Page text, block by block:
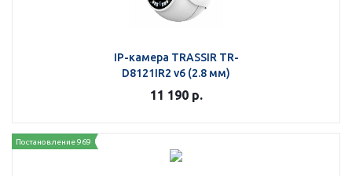
IP-камера TRASSIR TR-
D8121IR2 v6 (2.8 мм)
11 190р.
Постановление 969